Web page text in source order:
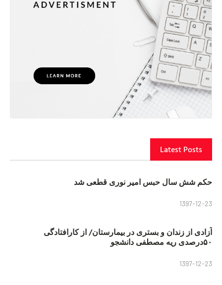
Latest Posts
حکم شش سال حبس امیر نوری قطعی شد
1397-12-23
آزادی از زندان و بستری در بیمارستان/ از کارافتادگی
۵۰درصدی ریه مصطفی دانشجو
1397-12-23